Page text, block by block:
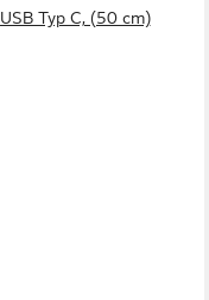
USB Typ C, (50 cm)